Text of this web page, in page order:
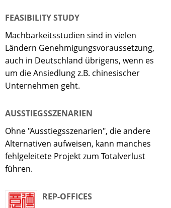
FEASIBILITY STUDY
Machbarkeitsstudien sind in vielen
Ländern Genehmigungsvoraussetzung,
auch in Deutschland übrigens, wenn es
um die Ansiedlung z.B. chinesischer
Unternehmen geht.
AUSSTIEGSSZENARIEN
Ohne "Ausstiegsszenarien", die andere
Alternativen aufweisen, kann manches
fehlgeleitete Projekt zum Totalverlust
führen.
REP-OFFICES